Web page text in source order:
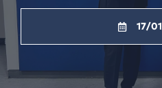
17/